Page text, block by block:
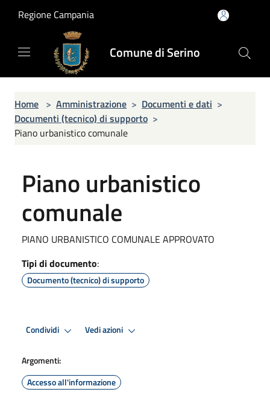
Regione Campania
Comune di Serino
Home > Amministrazione > Documenti e dati >
Documenti (tecnico) di supporto >
Piano urbanistico comunale
Piano urbanistico
comunale
PIANO URBANISTICO COMUNALE APPROVATO
Tipi di documento:
Documento (tecnico) di supporto
Condividi Vedi azioni
Argomenti:
Accesso all'informazione